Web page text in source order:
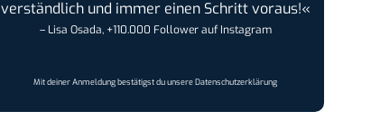
verständlich und immer einen Schritt voraus!«
– Lisa Osada, +110.000 Follower auf Instagram
Mit deiner Anmeldung bestätigst du unsereDatenschutzerklärung